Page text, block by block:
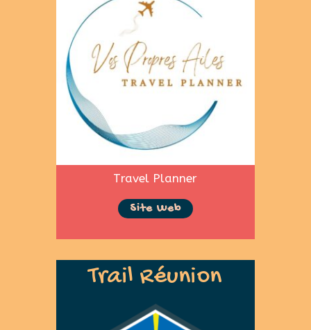
Travel Planner
Site Web
Trail Réunion